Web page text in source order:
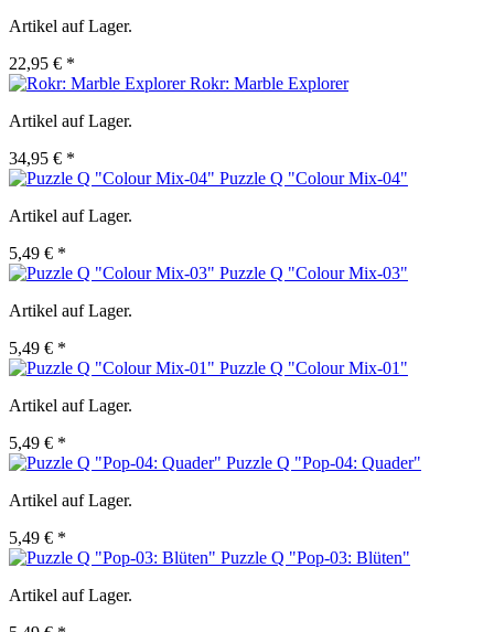
Artikel auf Lager.
22,95 € *
Rokr: Marble Explorer
Artikel auf Lager.
34,95 € *
Puzzle Q "Colour Mix-04"
Artikel auf Lager.
5,49 € *
Puzzle Q "Colour Mix-03"
Artikel auf Lager.
5,49 € *
Puzzle Q "Colour Mix-01"
Artikel auf Lager.
5,49 € *
Puzzle Q "Pop-04: Quader"
Artikel auf Lager.
5,49 € *
Puzzle Q "Pop-03: Blüten"
Artikel auf Lager.